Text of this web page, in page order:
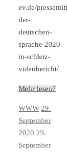
ev.de/
der-
deutschen-
sprache-2020-
in-schleiz-
videobericht/
Mehr lesen?
WWW 29.
September
2020 29.
September